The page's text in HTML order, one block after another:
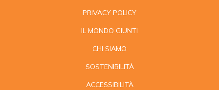
PRIVACY POLICY
IL MONDO GIUNTI
CHI SIAMO
SOSTENIBILITÀ
ACCESSIBILITÀ